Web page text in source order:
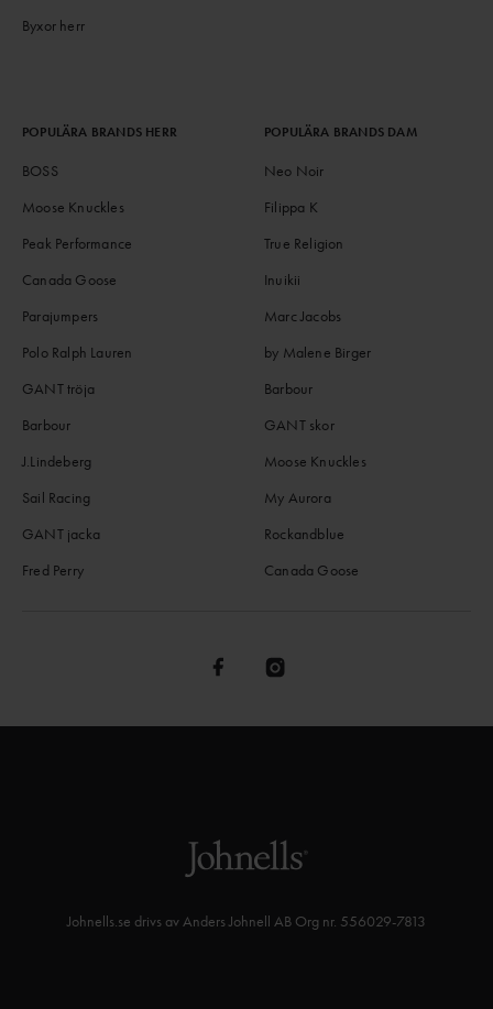
Byxor herr
POPULÄRA BRANDS HERR
BOSS
Moose Knuckles
Peak Performance
Canada Goose
Parajumpers
Polo Ralph Lauren
GANT tröja
Barbour
J.Lindeberg
Sail Racing
GANT jacka
Fred Perry
POPULÄRA BRANDS DAM
Neo Noir
Filippa K
True Religion
Inuikii
Marc Jacobs
by Malene Birger
Barbour
GANT skor
Moose Knuckles
My Aurora
Rockandblue
Canada Goose
Johnells.se drivs av Anders Johnell AB Org nr. 556029-7813